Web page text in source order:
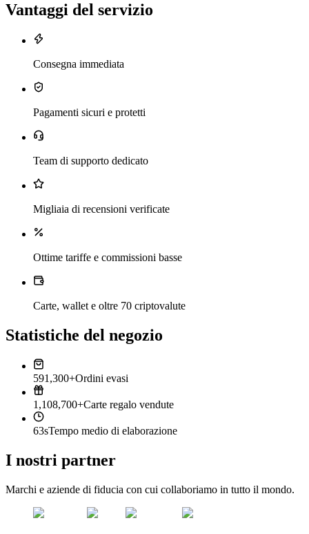
Vantaggi del servizio
Consegna immediata
Pagamenti sicuri e protetti
Team di supporto dedicato
Migliaia di recensioni verificate
Ottime tariffe e commissioni basse
Carte, wallet e oltre 70 criptovalute
Statistiche del negozio
591,300+Ordini evasi
1,108,700+Carte regalo vendute
63sTempo medio di elaborazione
I nostri partner
Marchi e aziende di fiducia con cui collaboriamo in tutto il mondo.